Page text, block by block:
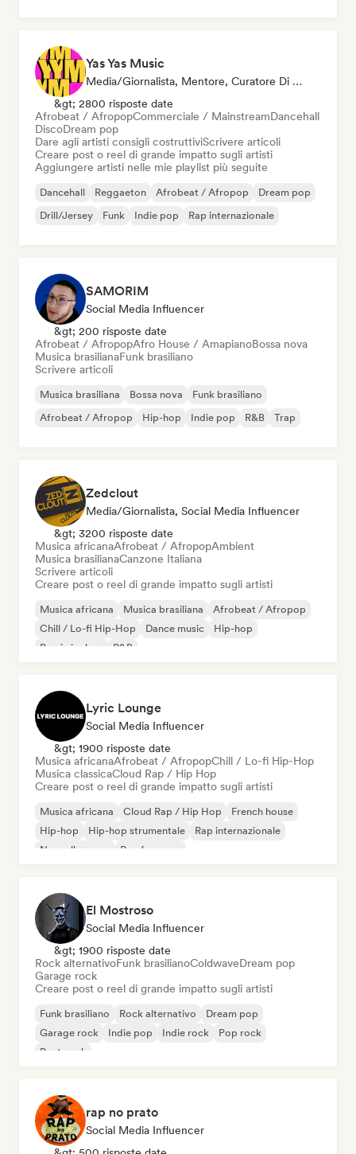
Yas Yas Music
Media/Giornalista, Mentore, Curatore Di Playlist, Social Media Influencer
&gt; 2800 risposte date
Afrobeat / AfropopCommerciale / MainstreamDancehall
DiscoDream pop
Dare agli artisti consigli costruttiviScrivere articoli
Creare post o reel di grande impatto sugli artisti
Aggiungere artisti nelle mie playlist più seguite
Dancehall Reggaeton Afrobeat / Afropop
Dream pop
Drill/Jersey
Funk Indie pop Rap internazionale
SAMORIM
Social Media Influencer
&gt; 200 risposte date
Afrobeat / AfropopAfro House / AmapianoBossa nova
Musica brasilianaFunk brasiliano
Scrivere articoli
Musica brasiliana Bossa nova
Funk brasiliano
Afrobeat / Afropop
Hip-hop Indie pop R&B Trap
Zedclout
Media/Giornalista, Social Media Influencer
&gt; 3200 risposte date
Musica africanaAfrobeat / AfropopAmbient
Musica brasilianaCanzone Italiana
Scrivere articoli
Creare post o reel di grande impatto sugli artisti
Musica africana Musica brasiliana
Afrobeat / Afropop
Chill / Lo-fi Hip-Hop
Dance music
Hip-hop
Rap in inglese
R&B
Lyric Lounge
Social Media Influencer
&gt; 1900 risposte date
Musica africanaAfrobeat / AfropopChill / Lo-fi Hip-Hop
Musica classicaCloud Rap / Hip Hop
Creare post o reel di grande impatto sugli artisti
Musica africana Cloud Rap / Hip Hop
French house
Hip-hop
Hip-hop strumentale
Rap internazionale
Nouvelle scene
Rap francese
El Mostroso
Social Media Influencer
&gt; 1900 risposte date
Rock alternativoFunk brasilianoColdwaveDream pop
Garage rock
Creare post o reel di grande impatto sugli artisti
Funk brasiliano Rock alternativo
Dream pop
Garage rock
Indie pop Indie rock
Pop rock
Post punk
rap no prato
Social Media Influencer